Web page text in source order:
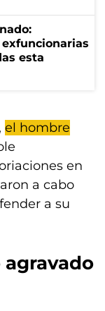
esta
el hombre
en
a cabo
a su